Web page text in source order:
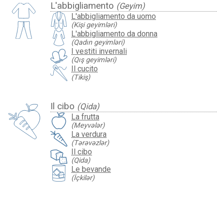
L'abbigliamento (Geyim)
L'abbigliamento da uomo
(Kişi geyimləri)
L'abbigliamento da donna
(Qadın geyimləri)
I vestiti invernali
(Qış geyimləri)
Il cucito
(Tikiş)
Il cibo (Qida)
La frutta
(Meyvələr)
La verdura
(Tərəvəzlər)
Il cibo
(Qida)
Le bevande
(İçkilər)